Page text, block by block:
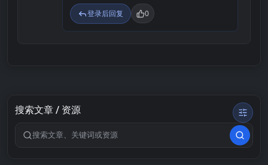
登录后回复 0
搜索文章 / 资源
搜索关键词